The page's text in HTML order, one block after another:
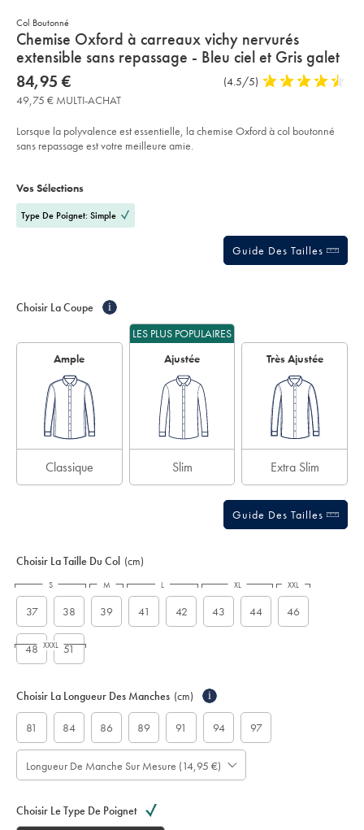
Col Boutonné
details
about
product:
Chemise Oxford à carreaux vichy nervurés
extensible sans repassage - Bleu ciel et Gris galet
Details
https://www.charlestyrwhitt.com/fr/chemise-
oxford-
%C3%A0-
carreaux-
nervur%C3%A9s-
extensible-
sans-
bleu-
ciel-
et-
gris-
now
84,95
€
84,95 €
Commentaires
(4.5/5) 4,5
of
5
49,75 € MULTI-ACHAT
Lorsque la polyvalence est essentielle, la chemise Oxford à col boutonné
sans repassage est votre meilleure amie.
Actions
cart
Vos Sélections
Type De Poignet: Simple
Guide Des Tailles
Choisir La Coupe i
Ample
Classique
LES PLUS POPULAIRES
Ajustée
Slim
Très Ajustée
Extra Slim
Guide Des Tailles
Choisir La Taille Du Col (cm)
37 38 39 41 42 43 44 46
48 51
S M L XL XXL
XXXL
Choisir La Longueur Des Manches (cm) i
81 84 86 89 91 94 97
Longueur De Manche Sur Mesure (14,95 €)
Choisir Le Type De Poignet